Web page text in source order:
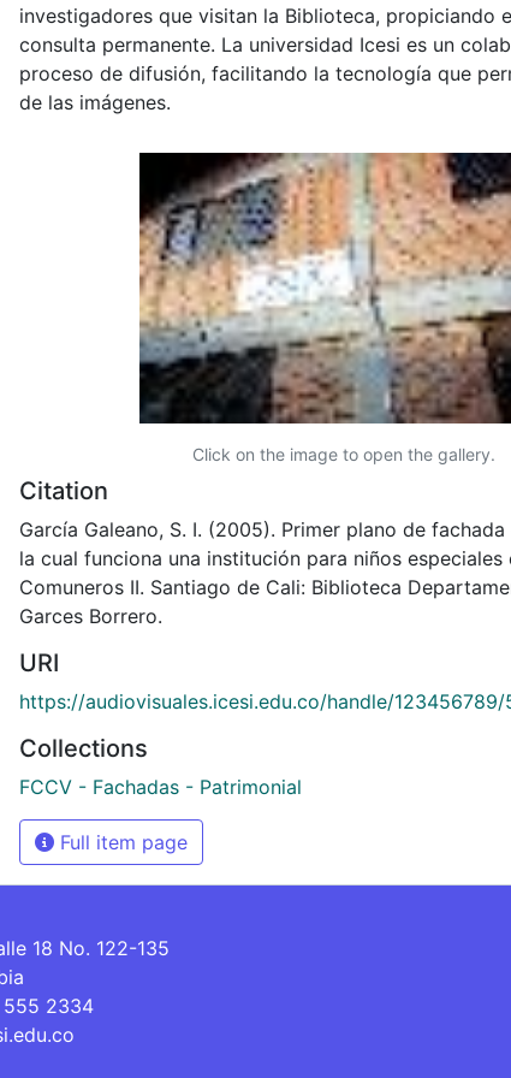
investigadores que visitan la Biblioteca, propiciando
consulta permanente. La universidad Icesi es un
proceso de difusión, facilitando la tecnología que
de las imágenes.
Click on the image to open the gallery.
Citation
García Galeano, S. I. (2005). Primer plano de
la cual funciona una institución para niños especiales
Comuneros II. Santiago de Cali: Biblioteca
Garces Borrero.
URI
https://audiovisuales.icesi.edu.co/handle/123456789/
Collections
FCCV - Fachadas - Patrimonial
Full item page
18 No. 122-135
555 2334